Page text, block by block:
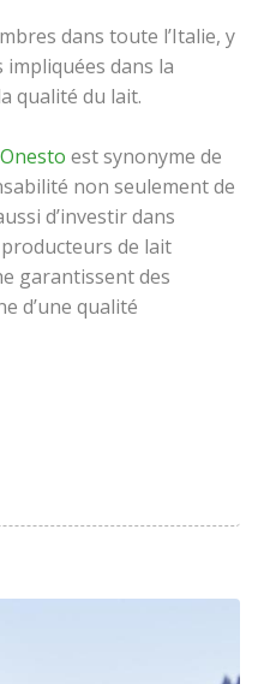
dans toute l’Italie, y
dans la
qualité du lait.
est synonyme de
non seulement de
d’investir dans
producteurs de lait
garantissent des
d’une qualité